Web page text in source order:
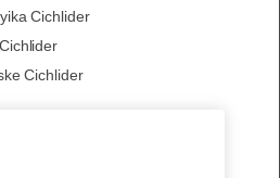
Cichlider
Cichlider